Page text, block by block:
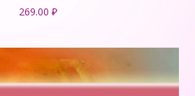
269.00 ₽